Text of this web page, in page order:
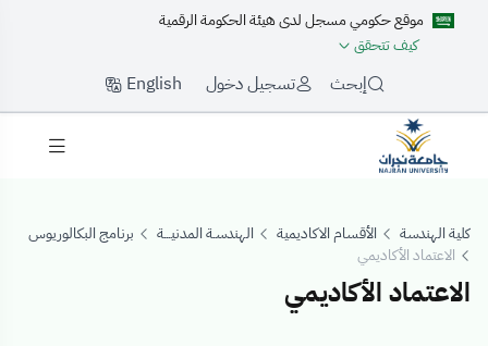
موقع حكومي مسجل لدى هيئة الحكومة الرقمية
كيف تتحقق
إبحث تسجيل دخول English
كلية الهندسة الأقسام الاكاديمية الهندسـة المدنيـــة
برنامج البكالوريوس
الاعتماد الأكاديمي
الاعتماد الأكاديمي